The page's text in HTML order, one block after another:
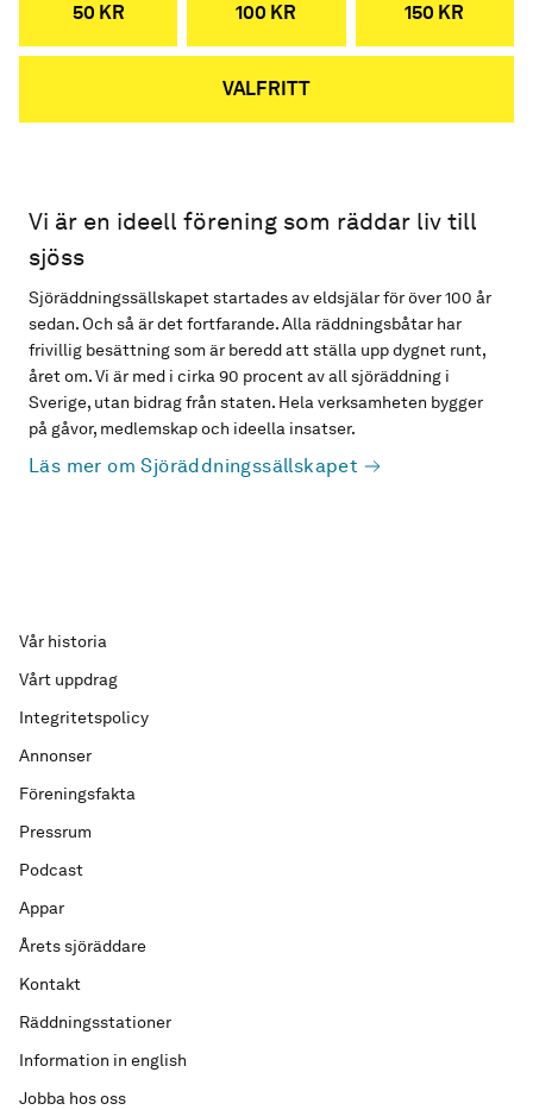
50 KR 100 KR 150 KR
VALFRITT
Vi är en ideell förening som räddar liv till
sjöss
Sjöräddningssällskapet startades av eldsjälar för över 100 år
sedan. Och så är det fortfarande. Alla räddningsbåtar har
frivillig besättning som är beredd att ställa upp dygnet runt,
året om. Vi är med i cirka 90 procent av all sjöräddning i
Sverige, utan bidrag från staten. Hela verksamheten bygger
på gåvor, medlemskap och ideella insatser.
Läs mer om Sjöräddningssällskapet
Vår historia
Vårt uppdrag
Integritetspolicy
Annonser
Föreningsfakta
Pressrum
Podcast
Appar
Årets sjöräddare
Kontakt
Räddningsstationer
Information in english
Jobba hos oss